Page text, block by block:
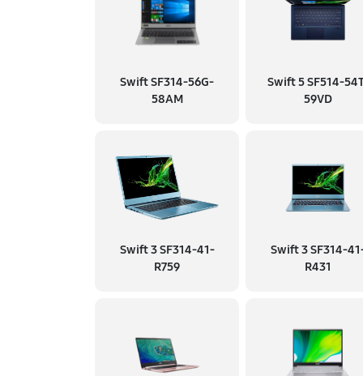
Swift SF314-56G-
58AM
Swift 5 SF514-
59VD
Swift 3 SF314-41-
R759
Swift 3 SF314-
R431